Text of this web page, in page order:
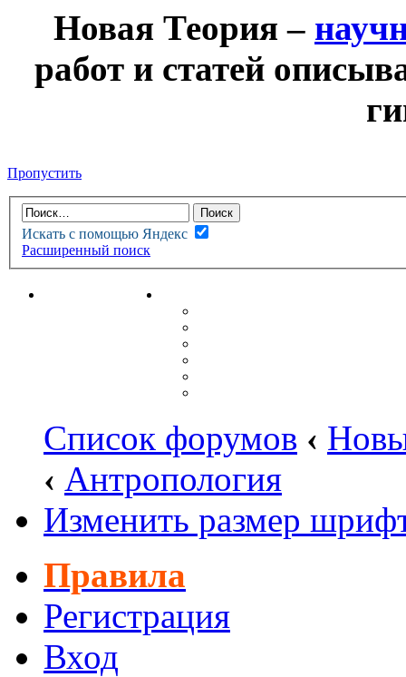
Новая Теория –
работ и статей
Пропустить
Искать с помощью Яндекс
Расширенный поиск
НОВАЯ ТЕОРИЯ
Список форумов ‹
‹ Антропология
Изменить размер
Правила
Регистрация
Вход